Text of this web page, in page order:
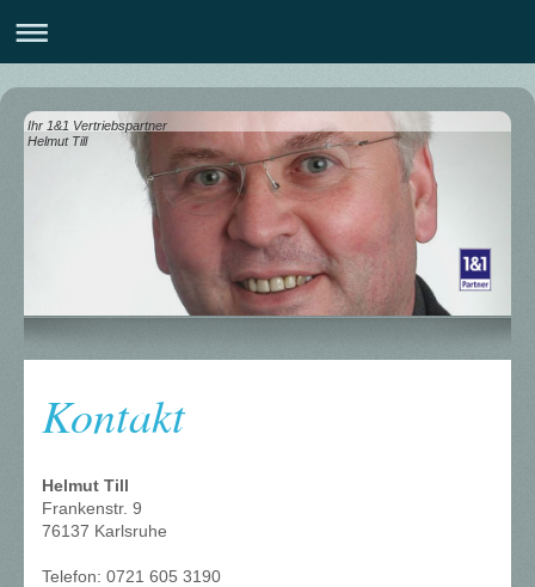
Ihr 1&1 Vertriebspartner
Helmut Till
Kontakt
Helmut Till
Frankenstr. 9
76137 Karlsruhe
Telefon: 0721 605 3190